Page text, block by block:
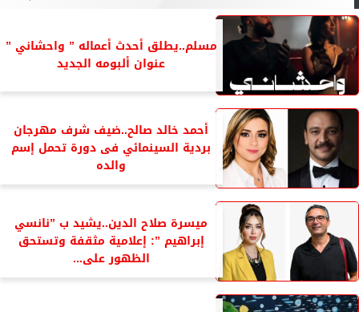
مسلم..يطلق أحدث أعماله ” واحشاني ”
عنوان ألبومه الجديد
أحمد خالد صالح..ضيف شرف مهرجان
بردية السينمائي فى دورة تحمل إسم
والده
ميسرة صلاح الدين..يشيد ب ”نانسي
إبراهيم ”: إعلامية مثقفة وتستحق
الظهور على...